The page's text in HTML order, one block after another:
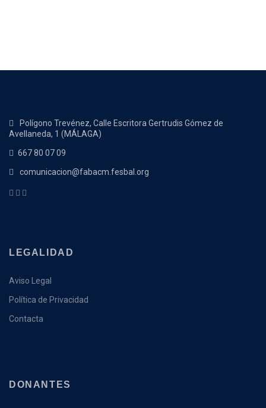
Polígono Trevénez, Calle Escritora Gertrudis Gómez de
Avellaneda, 1 (MÁLAGA)
667 80 07 09
comunicacion@fabacm.fesbal.org
LEGALIDAD
Aviso Legal
Política de Privacidad
Contacta
DONANTES